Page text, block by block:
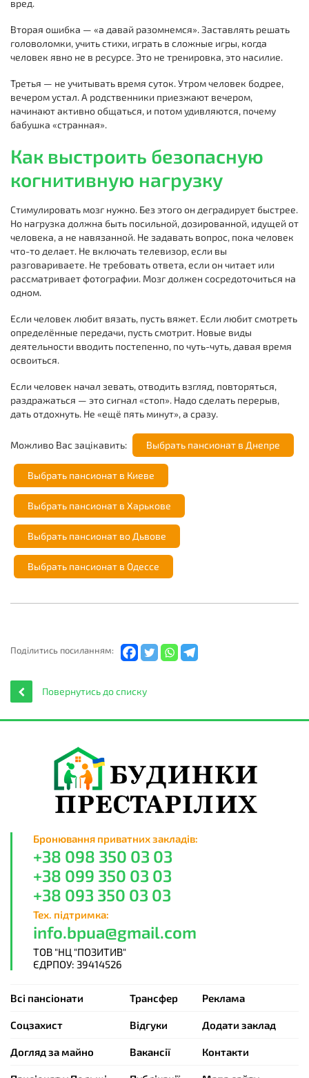
вред.
Вторая ошибка — «а давай разомнемся». Заставлять решать
головоломки, учить стихи, играть в сложные игры, когда
человек явно не в ресурсе. Это не тренировка, это насилие.
Третья — не учитывать время суток. Утром человек бодрее,
вечером устал. А родственники приезжают вечером,
начинают активно общаться, и потом удивляются, почему
бабушка «странная».
Как выстроить безопасную
когнитивную нагрузку
Стимулировать мозг нужно. Без этого он деградирует быстрее.
Но нагрузка должна быть посильной, дозированной, идущей от
человека, а не навязанной. Не задавать вопрос, пока человек
что-то делает. Не включать телевизор, если вы
разговариваете. Не требовать ответа, если он читает или
рассматривает фотографии. Мозг должен сосредоточиться на
одном.
Если человек любит вязать, пусть вяжет. Если любит смотреть
определённые передачи, пусть смотрит. Новые виды
деятельности вводить постепенно, по чуть-чуть, давая время
освоиться.
Если человек начал зевать, отводить взгляд, повторяться,
раздражаться — это сигнал «стоп». Надо сделать перерыв,
дать отдохнуть. Не «ещё пять минут», а сразу.
Можливо Вас зацікавить: Выбрать пансионат в Днепре
Выбрать пансионат в Киеве
Выбрать пансионат в Харькове
Выбрать пансионат во Дьвове
Выбрать пансионат в Одессе
Подiлитись посиланням:
Повернутись до списку
Всі пансіонати
Cоцзахист
Догляд за майно
Трансфер
Відгуки
Вакансії
Реклама
Додати заклад
Контакти
Бронювання приватних закладів:
+38 098 350 03 03
+38 099 350 03 03
+38 093 350 03 03
Тех. підтримка:
info.bpua@gmail.com
ТОВ "НЦ "ПОЗИТИВ"
ЄДРПОУ: 39414526